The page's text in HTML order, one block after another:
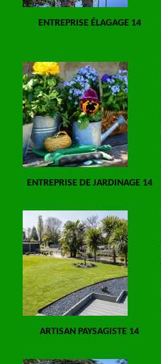
ENTREPRISE ÉLAGAGE 14
ENTREPRISE DE JARDINAGE 14
ARTISAN PAYSAGISTE 14